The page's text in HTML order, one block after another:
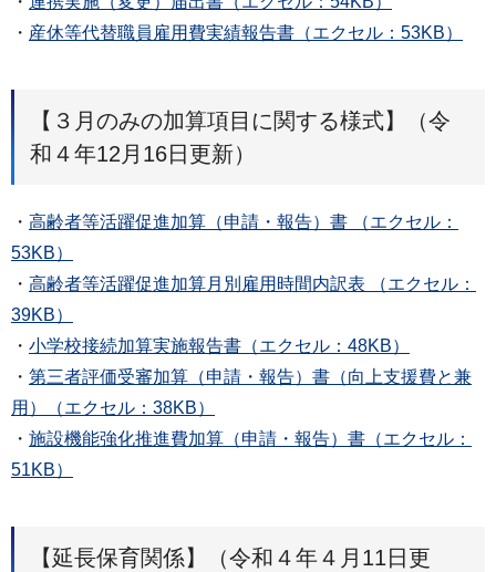
・ 産休等代替職員雇用費実績報告書（エクセル：53KB）
【３月のみの加算項目に関する様式】（令
和４年12月16日更新）
・ 高齢者等活躍促進加算（申請・報告）書 （エクセル：
53KB）
・ 高齢者等活躍促進加算月別雇用時間内訳表 （エクセル：
39KB）
・ 小学校接続加算実施報告書（エクセル：48KB）
・ 第三者評価受審加算（申請・報告）書（向上支援費と兼
用）（エクセル：38KB）
・ 施設機能強化推進費加算（申請・報告）書（エクセル：
51KB）
【延長保育関係】（令和４年４月11日更